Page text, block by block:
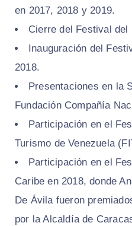
en 2017, 2018 y 2019.
Cierre del Festival del
Inauguración del
2018.
Presentaciones en la
Fundación Compañía
Participación en el
Turismo de Venezuela
Participación en el
Caribe en 2018, donde
De Ávila fueron
por la Alcaldía de